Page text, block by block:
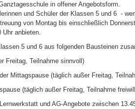
in offener Angebotsform.
und Schüler der Klassen 5 und 6 -
von Montag bis einschließlich
Uhr anbieten.
5 und 6 aus folgenden Bausteinen
Teilnahme sinnvoll)
Mittagspause (täglich außer Freitag,
(täglich außer Freitag, Teilnahme
und AG-Angebote zwischen